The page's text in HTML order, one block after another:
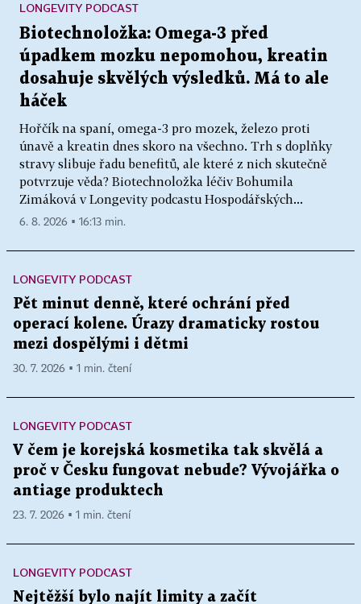
Biotechnoložka: Omega-3 před
úpadkem mozku nepomohou, kreatin
dosahuje skvělých výsledků. Má to ale
háček
Hořčík na spaní, omega-3 pro mozek, železo proti
únavě a kreatin dnes skoro na všechno. Trh s doplňky
stravy slibuje řadu benefitů, ale které z nich skutečně
potvrzuje věda? Biotechnoložka léčiv Bohumila
Zimáková v Longevity podcastu Hospodářských...
LONGEVITY PODCAST
6. 8. 2026 ▪ 16:13 min.
LONGEVITY PODCAST
Pět minut denně, které ochrání před
operací kolene. Úrazy dramaticky rostou
mezi dospělými i dětmi
30. 7. 2026 ▪ 1 min. čtení
LONGEVITY PODCAST
V čem je korejská kosmetika tak skvělá a
proč v Česku fungovat nebude? Vývojářka o
antiage produktech
23. 7. 2026 ▪ 1 min. čtení
LONGEVITY PODCAST
Nejtěžší bylo najít limity a začít